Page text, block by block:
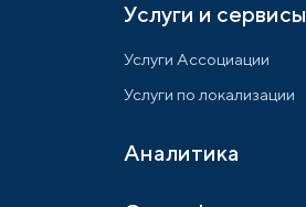
Услуги и сервисы
Услуги Ассоциации
Услуги по локализации
Аналитика